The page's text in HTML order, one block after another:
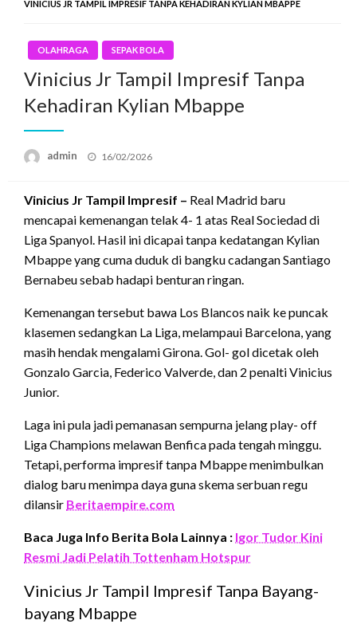
VINICIUS JR TAMPIL IMPRESIF TANPA KEHADIRAN KYLIAN MBAPPE
OLAHRAGA SEPAK BOLA
Vinicius Jr Tampil Impresif Tanpa
Kehadiran Kylian Mbappe
admin
Posted
16/02/2026
Vinicius Jr Tampil Impresif – Real Madrid baru
mencapai kemenangan telak 4- 1 atas Real Sociedad di
Liga Spanyol. Hasil ini dicapai tanpa kedatangan Kylian
Mbappe yang cuma duduk di bangku cadangan Santiago
Bernabeu sebab hadapi benturan ringan.
Kemenangan tersebut bawa Los Blancos naik ke puncak
klasemen sedangkan La Liga, melampaui Barcelona, yang
masih hendak mengalami Girona. Gol- gol dicetak oleh
Gonzalo Garcia, Federico Valverde, dan 2 penalti Vinicius
Junior.
Laga ini pula jadi pemanasan sempurna jelang play- off
Liga Champions melawan Benfica pada tengah minggu.
Tetapi, performa impresif tanpa Mbappe menimbulkan
dialog baru menimpa daya guna skema serbuan regu
dilansir Beritaempire.com
Baca Juga Info Berita Bola Lainnya : Igor Tudor Kini
Resmi Jadi Pelatih Tottenham Hotspur
Vinicius Jr Tampil Impresif Tanpa Bayang-
bayang Mbappe